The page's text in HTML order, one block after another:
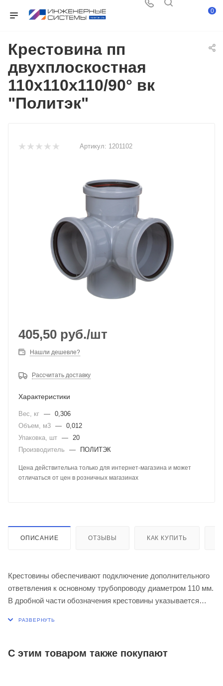
0
Крестовина пп
двухплоскостная
110х110х110/90° вк
"Политэк"
Артикул: 1201102
405,50 руб./шт
Нашли дешевле?
Рассчитать доставку
Характеристики
Вес, кг — 0,306
Объем, м3 — 0,012
Упаковка, шт — 20
Производитель
— ПОЛИТЭК
Цена действительна только для интернет-магазина и может
отличаться от цен в розничных магазинах
ОПИСАНИЕ ОТЗЫВЫ КАК КУПИТЬ
Крестовины обеспечивают подключение дополнительного
ответвления к основному трубопроводу диаметром 110 мм.
В дробной части обозначения крестовины указывается
(кратковременная - 95ºС). Срок службы - не менее 50 лет.
С этим товаром также покупают